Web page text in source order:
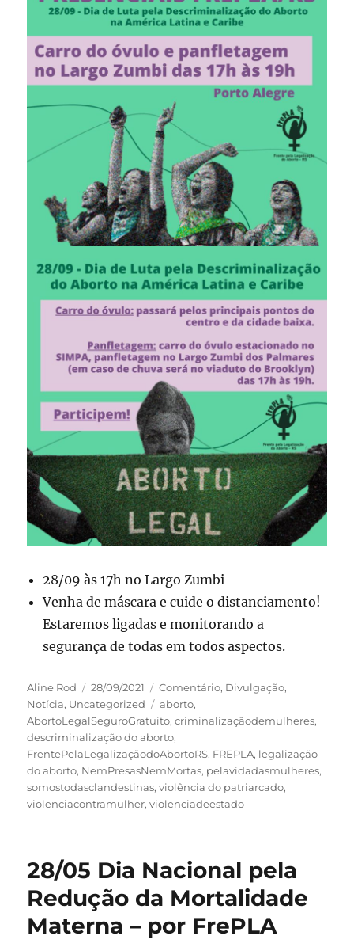
28/09 às 17h no Largo Zumbi
Venha de máscara e cuide o distanciamento!
Estaremos ligadas e monitorando a
segurança de todas em todos aspectos.
Autor
Aline Rod
Publicado
em
28/09/2021 Categorias
Comentário, Divulgação,
Notícia, Uncategorized Tags
aborto,
AbortoLegalSeguroGratuito,criminalizaçãodemulheres,
descriminalização do aborto,
FrentePelaLegalizaçãodoAbortoRS, FREPLA, legalização
do aborto, NemPresasNemMortas, pelavidadasmulheres,
somostodasclandestinas,violência do patriarcado,
violenciacontramulher,violenciadeestado
28/05 Dia Nacional pela
Redução da Mortalidade
Materna – por FrePLA